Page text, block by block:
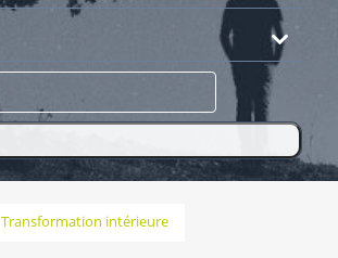
Transformation intérieure